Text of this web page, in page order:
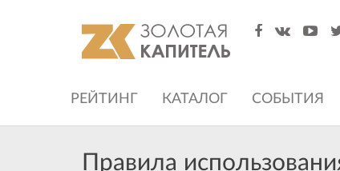
РЕЙТИНГ КАТАЛОГ СОБЫТИЯ
Правила